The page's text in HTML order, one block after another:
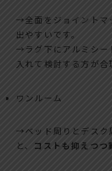
→全面をジョイントマ
出やすいです。
→ラグ下にアルミシー
入れて検討する方が合
ワンルーム
→ベッド周りとデスク
と、 コストも抑えつつ